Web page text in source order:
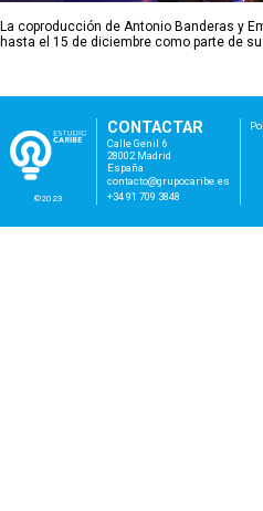
La coproducción de Antonio Banderas y
hasta el 15 de diciembre como parte de
©2023
CONTACTAR
Calle Genil 6
28002 Madrid
España
contacto@grupocaribe. es
+34 91 709 3848